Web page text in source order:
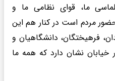
ما، قوای نظامی ما و
مردم است در کنار هم این
فرهیختگان، دانشگاهیان و
از ۴۲ شب در خیابان نشان دارد که همه ما